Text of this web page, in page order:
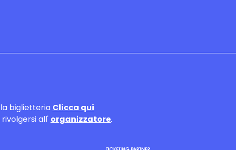
biglietteria Clicca qui
all' organizzatore.